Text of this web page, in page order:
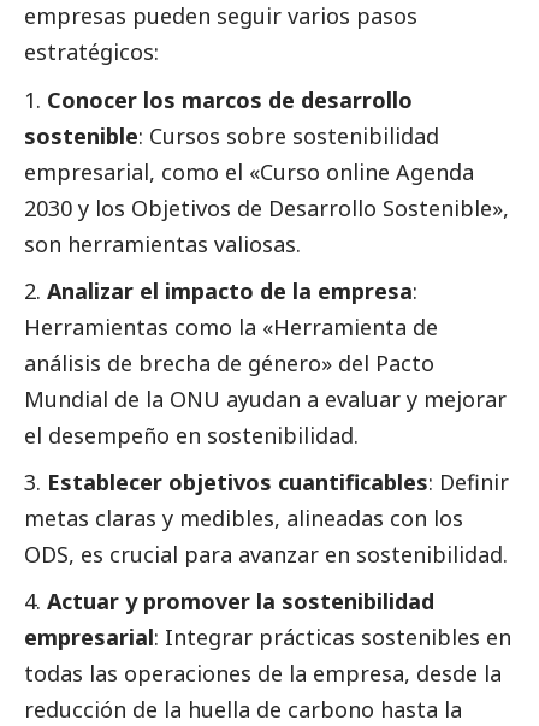
empresas pueden seguir varios pasos
estratégicos:
Conocer los marcos de desarrollo
sostenible: Cursos sobre sostenibilidad
empresarial, como el «Curso online Agenda
2030 y los Objetivos de Desarrollo Sostenible»,
son herramientas valiosas.
Analizar el impacto de la empresa:
Herramientas como la «Herramienta de
análisis de brecha de género» del Pacto
Mundial de la ONU ayudan a evaluar y mejorar
el desempeño en sostenibilidad.
Establecer objetivos cuantificables: Definir
metas claras y medibles, alineadas con los
ODS, es crucial para avanzar en sostenibilidad.
Actuar y promover la sostenibilidad
empresarial: Integrar prácticas sostenibles en
todas las operaciones de la empresa, desde la
reducción de la huella de carbono hasta la